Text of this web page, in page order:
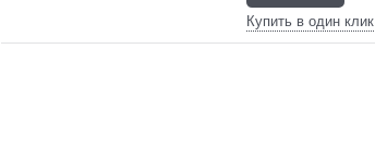
Купить в один клик